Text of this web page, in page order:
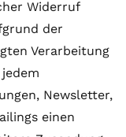
Widerruf
der
Verarbeitung
Newsletter,
einen